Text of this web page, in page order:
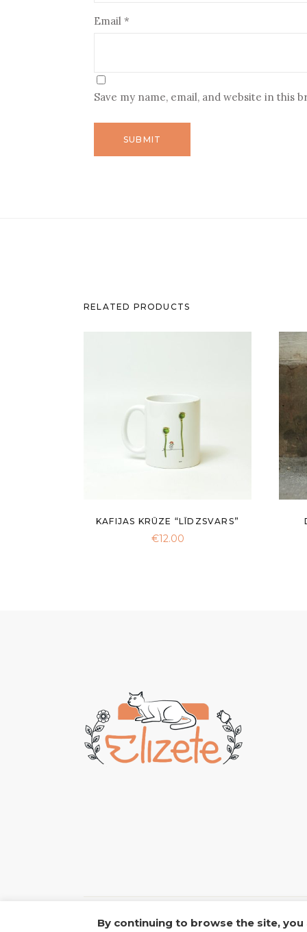
Email *
Save my name, email, and website in this
RELATED PRODUCTS
KAFIJAS KRŪZE “LĪDZSVARS”
€12.00
Visas tiesības aizņemtas.© 2021 Elizete.
By continuing to browse the site,